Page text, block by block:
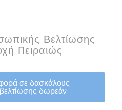
Βελτίωσης
Πειραιώς
σε δασκάλους
δωρεάν